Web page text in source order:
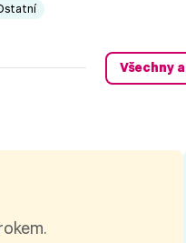
Všechny